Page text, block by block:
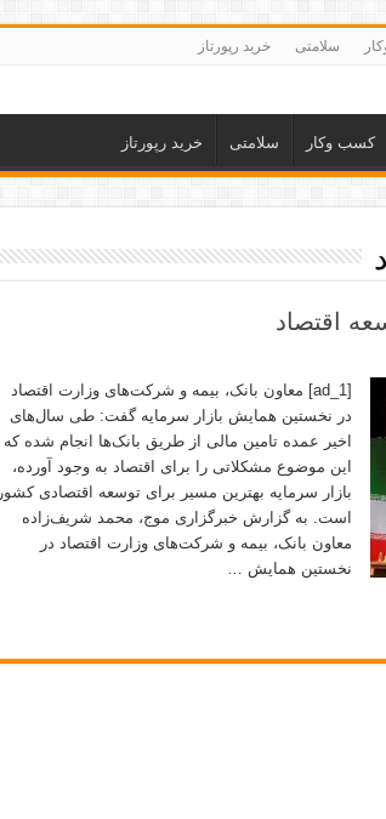
سلامتی خرید رپورتاز
کسب وکار سلامتی خرید رپورتاز
اقتصاد
[ad_1] معاون بانک، بیمه و شرکت‌های وزارت اقتصاد
در نخستین همایش بازار سرمایه گفت: طی سال‌های
اخیر عمده تامین مالی از طریق بانک‌ها انجام شده که
این موضوع مشکلاتی را برای اقتصاد به وجود آورده،
بازار سرمایه بهترین مسیر برای توسعه اقتصادی کشور
است. به گزارش خبرگزاری موج، محمد شریف‌زاده
معاون بانک، بیمه و شرکت‌های وزارت اقتصاد در
نخستین همایش …